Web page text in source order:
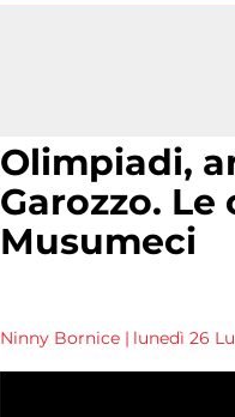
Olimpiadi,
Garozzo.
Musumeci
Ninny Bornice | lunedì 26